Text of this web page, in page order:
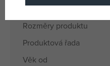
Materiál
Rozměry produktu
Produktová řada
Věk od